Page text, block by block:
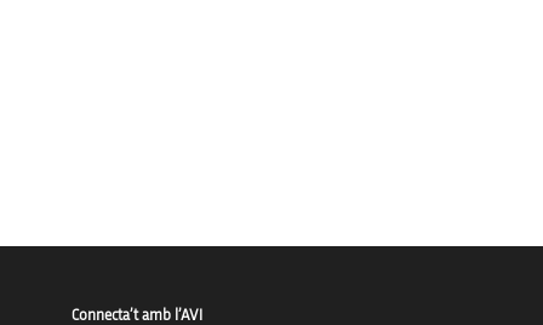
Connecta’t amb l’AVI